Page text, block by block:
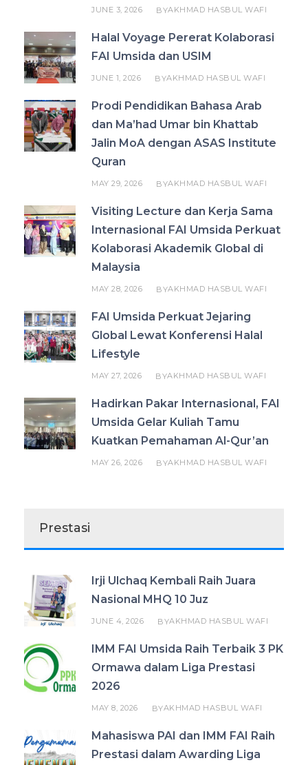
JUNE 3, 2026 BYAKHMAD HASBUL WAFI
Halal Voyage Pererat Kolaborasi
FAI Umsida dan USIM
JUNE 1, 2026 BYAKHMAD HASBUL WAFI
Prodi Pendidikan Bahasa Arab
dan Ma’had Umar bin Khattab
Jalin MoA dengan ASAS Institute
Quran
MAY 29, 2026 BYAKHMAD HASBUL WAFI
Visiting Lecture dan Kerja Sama
Internasional FAI Umsida Perkuat
Kolaborasi Akademik Global di
Malaysia
MAY 28, 2026 BYAKHMAD HASBUL WAFI
FAI Umsida Perkuat Jejaring
Global Lewat Konferensi Halal
Lifestyle
MAY 27, 2026 BYAKHMAD HASBUL WAFI
Hadirkan Pakar Internasional, FAI
Umsida Gelar Kuliah Tamu
Kuatkan Pemahaman Al-Qur’an
MAY 26, 2026 BYAKHMAD HASBUL WAFI
Prestasi
Irji Ulchaq Kembali Raih Juara
Nasional MHQ 10 Juz
JUNE 4, 2026 BYAKHMAD HASBUL WAFI
IMM FAI Umsida Raih Terbaik 3 PK
Ormawa dalam Liga Prestasi
2026
MAY 8, 2026 BYAKHMAD HASBUL WAFI
Mahasiswa PAI dan IMM FAI Raih
Prestasi dalam Awarding Liga